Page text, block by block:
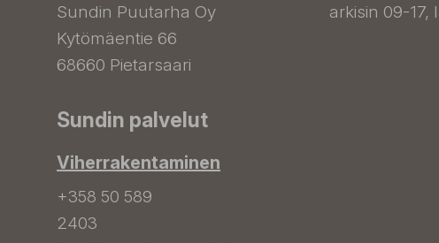
Sundin Puutarha Oy
Kytömäentie 66
68660 Pietarsaari
arkisin 09-17,
Sundin palvelut
Viherrakentaminen
+358 50 589
2403